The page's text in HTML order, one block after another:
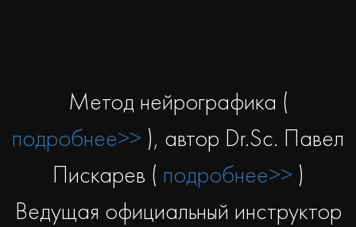
Метод нейрографика (
подробнее>> ), автор Dr.Sc. Павел
Пискарев ( подробнее>> )
Ведущая официальный инструктор